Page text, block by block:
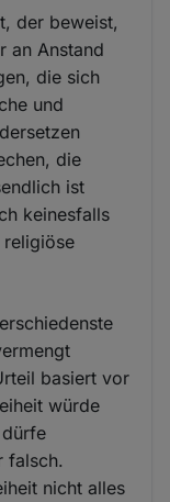
der beweist,
an Anstand
die sich
und
die
ist
keinesfalls
religiöse
basiert vor
würde
falsch.
nicht alles